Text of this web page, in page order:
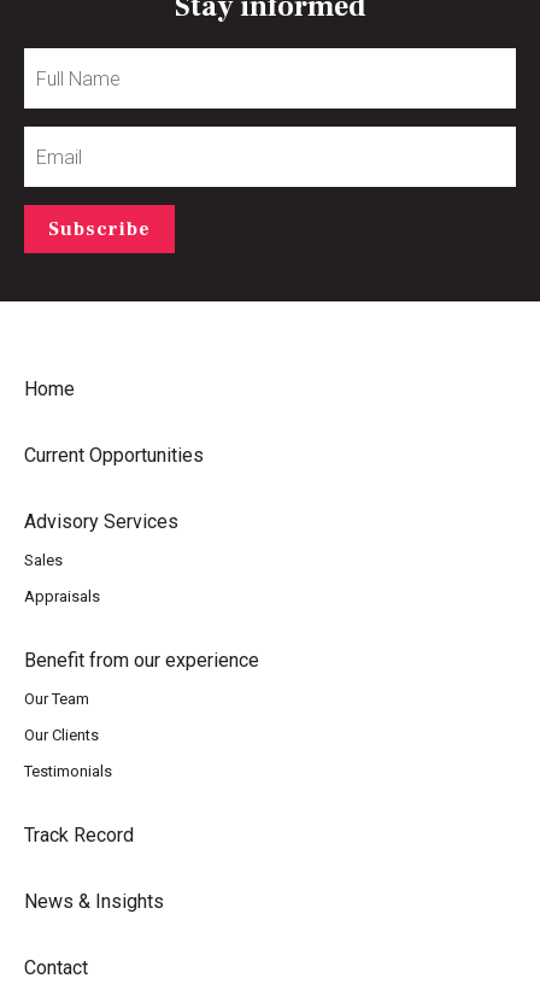
Name
Subscribe
Home
Current Opportunities
Advisory Services
Sales
Appraisals
Benefit from our experience
Our Team
Our Clients
Testimonials
Track Record
News & Insights
Contact